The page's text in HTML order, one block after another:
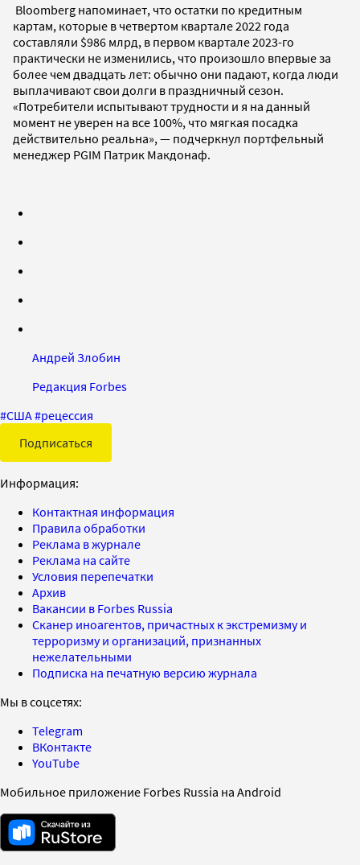
Bloomberg напоминает, что остатки по кредитным
картам, которые в четвертом квартале 2022 года
составляли $986 млрд, в первом квартале 2023-го
практически не изменились, что произошло впервые за
более чем двадцать лет: обычно они падают, когда люди
выплачивают свои долги в праздничный сезон.
«Потребители испытывают трудности и я на данный
момент не уверен на все 100%, что мягкая посадка
действительно реальна», — подчеркнул портфельный
менеджер PGIM Патрик Макдонаф.
Андрей Злобин
Редакция Forbes
#США#рецессия
Подписаться
Информация:
Контактная информация
Правила обработки
Реклама в журнале
Реклама на сайте
Условия перепечатки
Архив
Вакансии в Forbes Russia
Сканер иноагентов, причастных к экстремизму и
терроризму и организаций, признанных
нежелательными
Подписка на печатную версию журнала
Мы в соцсетях:
Telegram
ВКонтакте
YouTube
Мобильное приложение Forbes Russia на Android